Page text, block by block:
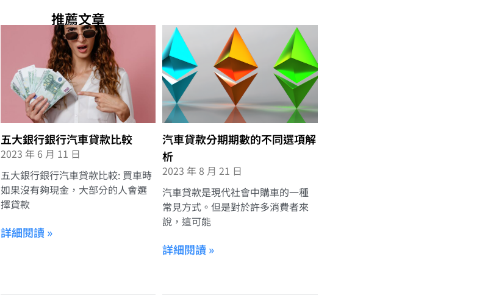
推薦文章
五大銀行銀行汽車貸款比較
2023 年 6 月 11 日
五大銀行銀行汽車貸款比較: 買車時
如果沒有夠現金，大部分的人會選
擇貸款
詳細閱讀 »
汽車貸款分期期數的不同選項解
析
2023 年 8 月 21 日
汽車貸款是現代社會中購車的一種
常見方式。但是對於許多消費者來
說，這可能
詳細閱讀 »